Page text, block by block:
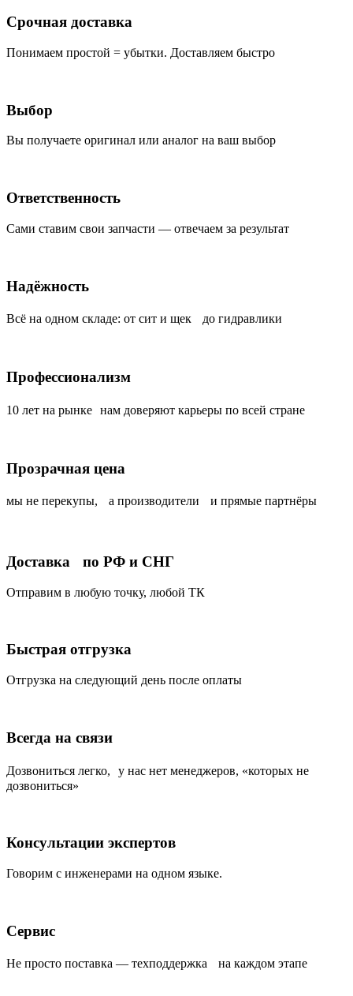
Срочная доставка
Понимаем простой = убытки. Доставляем быстро
Выбор
Вы получаете оригинал или аналог на ваш выбор
Ответственность
Сами ставим свои запчасти — отвечаем за результат
Надёжность
Всё на одном складе: от сит и щек до гидравлики
Профессионализм
10 лет на рынке нам доверяют карьеры по всей стране
Прозрачная цена
мы не перекупы, а производители и прямые партнёры
Доставка по РФ и СНГ
Отправим в любую точку, любой ТК
Быстрая отгрузка
Отгрузка на следующий день после оплаты
Всегда на связи
Дозвониться легко, у нас нет менеджеров, «которых не
дозвониться»
Консультации экспертов
Говорим с инженерами на одном языке.
Сервис
Не просто поставка — техподдержка на каждом этапе